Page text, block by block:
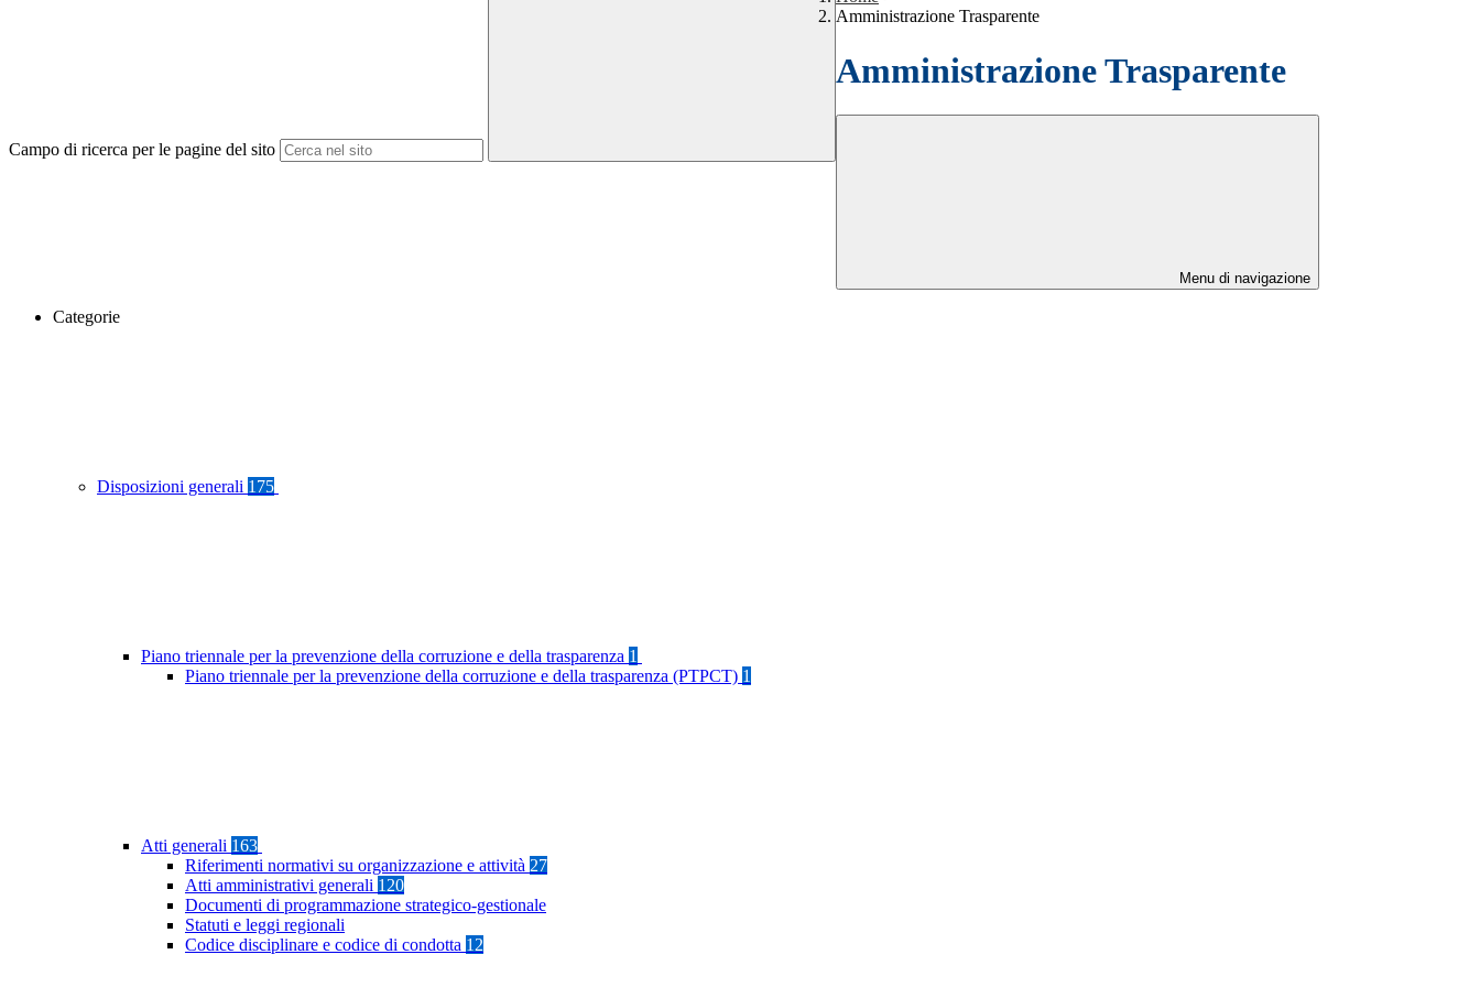
Campo di ricerca per le pagine del sito
Amministrazione Trasparente
Amministrazione Trasparente
Menu di navigazione
Categorie
Disposizioni generali 175
Piano triennale per la prevenzione della corruzione e della trasparenza 1
Piano triennale per la prevenzione della corruzione e della trasparenza (PTPCT) 1
Atti generali 163
Riferimenti normativi su organizzazione e attività 27
Atti amministrativi generali 120
Documenti di programmazione strategico-gestionale
Statuti e leggi regionali
Codice disciplinare e codice di condotta 12